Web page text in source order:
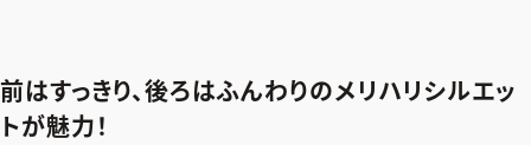
前はすっきり、後ろはふんわりのメリハリシルエッ
トが魅力！